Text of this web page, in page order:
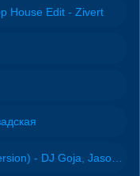
House Edit - Zivert